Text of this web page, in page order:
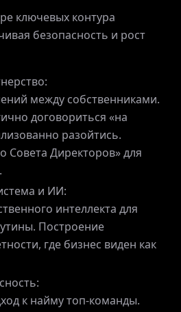
ключевых контура
безопасность и рост
между собственниками.
договориться «на
разойтись.
Совета Директоров» для
и ИИ:
интеллекта для
Построение
где бизнес виден как
к найму топ-команды.